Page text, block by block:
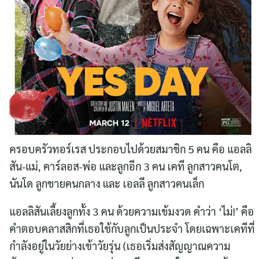
ครอบครัวทอร์เรส ประกอบไปด้วยสมาชิก 5 คน คือ แอลลิ
สัน-แม่, คาร์ลอส-พ่อ และลูกอีก 3 คน เคที ลูกสาวคนโต,
นันโด ลูกชายคนกลาง และ เอลลี ลูกสาวคนเล็ก
แอลลิสันเลี้ยงลูกทั้ง 3 คน ด้วยความเข้มงวด คำว่า ‘ไม่!’ คือ
คำตอบคลาสสิกที่เธอใช้กับลูกเป็นประจำ โดยเฉพาะเคทีที่
กำลังอยู่ในวัยย่างเข้าวัยรุ่น (เธอเริ่มส่งสัญญาณความ